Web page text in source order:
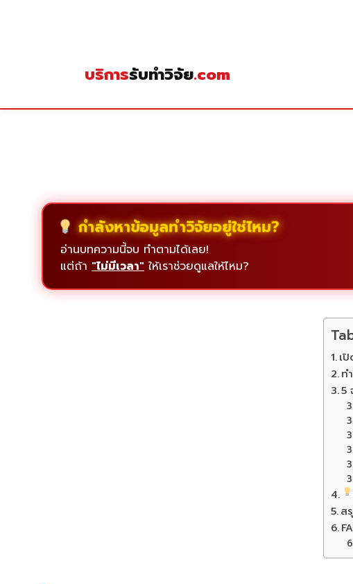
บริการรับทำวิจัย.com
กำลังหาข้อมูลทำวิจัยอยู่ใช่ไหม?
อ่านบทความนี้จบ ทำตามได้เลย!
แต่ถ้า "ไม่มีเวลา" ให้เราช่วยดูแลให้ไหม?
เ
ท
5
ส